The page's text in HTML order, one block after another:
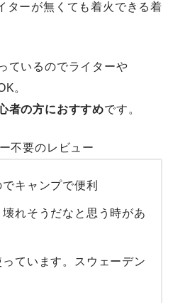
ターが無くても着火できる着
ているのでライターや
。
者の方におすすめです。
不要のレビュー
キャンプで便利
れそうだなと思う時があ
ています。スウェーデン